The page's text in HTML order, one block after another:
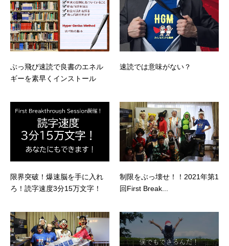
ぶっ飛び速読で良書のエネル
ギーを素早くインストール
速読では意味がない？
限界突破！爆速脳を手に入れ
ろ！読字速度3分15万文字！
制限をぶっ壊せ！！2021年第1
回First Break...